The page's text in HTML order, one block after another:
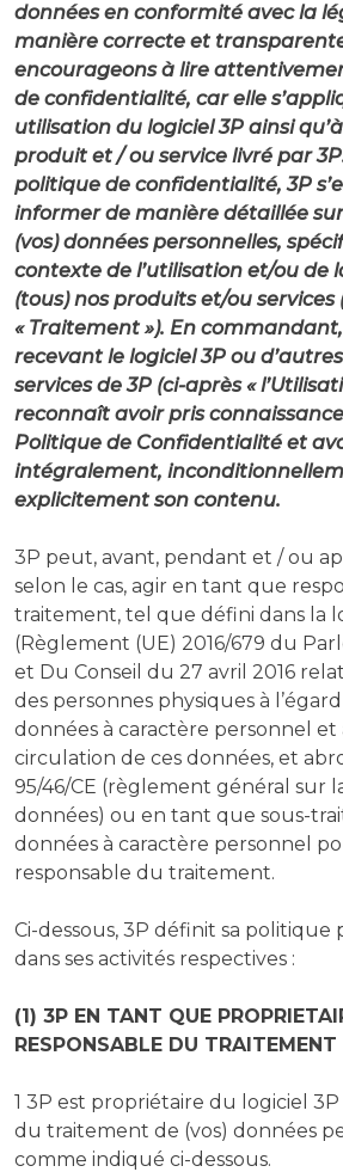
données en conformité avec la
manière correcte et
encourageons à lire
de confidentialité, car elle
utilisation du logiciel 3P ainsi
produit et / ou service livré par
politique de confidentialité, 3P
informer de manière détaillée
(vos) données personnelles,
contexte de l’utilisation et/ou de
(tous) nos produits et/ou services
« Traitement »). En
recevant le logiciel 3P ou
services de 3P (ci-après «
reconnaît avoir pris
Politique de Confidentialité et
intégralement,
explicitement son contenu.
3P peut, avant, pendant et / ou
selon le cas, agir en tant que
traitement, tel que défini dans la
(Règlement (UE) 2016/679 du
et Du Conseil du 27 avril 2016
des personnes physiques à
données à caractère personnel et
circulation de ces données, et
95/46/CE (règlement général sur
données) ou en tant que sous-
données à caractère personnel
responsable du traitement.
Ci-dessous, 3P définit sa politique
dans ses activités respectives :
(1) 3P EN TANT QUE
RESPONSABLE DU TRAITEMENT
1 3P est propriétaire du logiciel
du traitement de (vos) données
comme indiqué ci-dessous.